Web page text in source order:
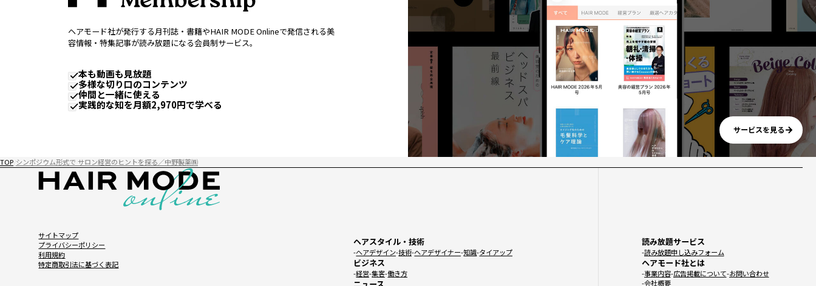
ヘアモード社が発行する月刊誌・書籍やHAIR MODE Onlineで発信される美
容情報・特集記事が読み放題になる会員制サービス。
本も動画も見放題
多様な切り口のコンテンツ
仲間と一緒に使える
実践的な知を月額2,970円で学べる
サービスを見る
TOP シンポジウム形式で サロン経営のヒントを探る／中野製薬㈱
サイトマップ
プライバシーポリシー
利用規約
特定商取引法に基づく表記
ヘアスタイル・技術
ヘアデザイン 技術 ヘアデザイナー 知識 タイアップ
ビジネス
経営 集客 働き方
読み放題サービス
読み放題申し込みフォーム
ヘアモード社とは
事業内容 広告掲載について お問い合わせ
会社概要